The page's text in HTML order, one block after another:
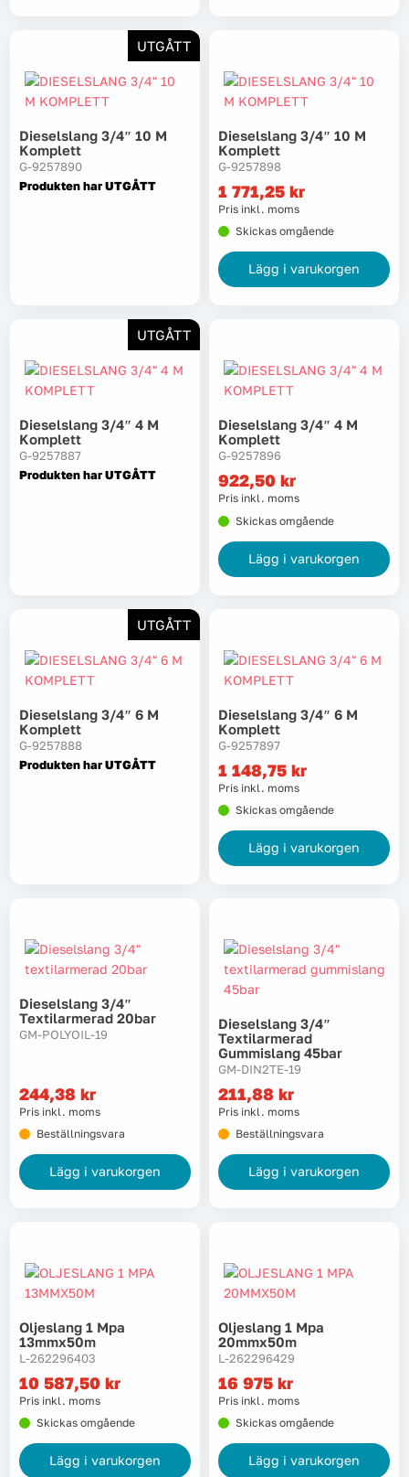
UTGÅTT
Dieselslang 3/4″ 10 M
Komplett
G-9257890
Produkten har UTGÅTT
Dieselslang 3/4″ 10 M
Komplett
G-9257898
1 771,25 kr
Pris inkl. moms
Skickas omgående
Lägg i varukorgen
UTGÅTT
Dieselslang 3/4″ 4 M
Komplett
G-9257887
Produkten har UTGÅTT
Dieselslang 3/4″ 4 M
Komplett
G-9257896
922,50 kr
Pris inkl. moms
Skickas omgående
Lägg i varukorgen
UTGÅTT
Dieselslang 3/4″ 6 M
Komplett
G-9257888
Produkten har UTGÅTT
Dieselslang 3/4″ 6 M
Komplett
G-9257897
1 148,75 kr
Pris inkl. moms
Skickas omgående
Lägg i varukorgen
Dieselslang 3/4″
Textilarmerad 20bar
GM-POLYOIL-19
244,38 kr
Pris inkl. moms
Beställningsvara
Lägg i varukorgen
Dieselslang 3/4″
Textilarmerad
Gummislang 45bar
GM-DIN2TE-19
211,88 kr
Pris inkl. moms
Beställningsvara
Lägg i varukorgen
Oljeslang 1 Mpa
13mmx50m
L-262296403
10 587,50 kr
Pris inkl. moms
Skickas omgående
Lägg i varukorgen
Oljeslang 1 Mpa
20mmx50m
L-262296429
16 975 kr
Pris inkl. moms
Skickas omgående
Lägg i varukorgen